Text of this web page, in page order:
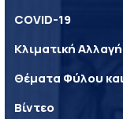
COVID-19
Κλιματική
Θέματα Φύλου
Βίντεο